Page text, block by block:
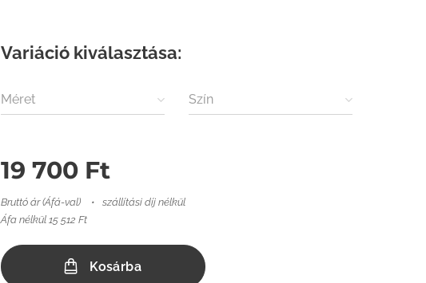
Variáció kiválasztása:
Méret Szín
19 700 Ft
Bruttó ár (Áfá-val)
szállítási díj nélkül
Áfa nélkül 15 512 Ft
Kosárba